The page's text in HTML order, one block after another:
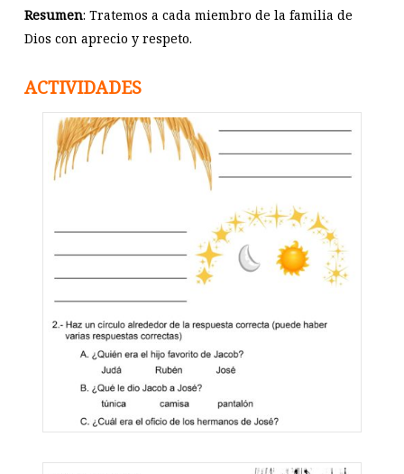
Resumen: Tratemos a cada miembro de la familia de
Dios con aprecio y respeto.
ACTIVIDADES